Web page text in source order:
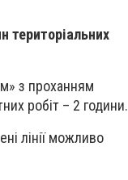
територіальних
з проханням
робіт – 2 години.
лінії можливо